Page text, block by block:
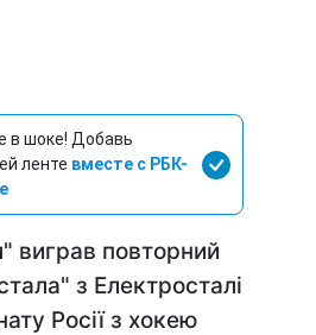
в шоке! Добавь
ленте вместе с РБК-
виграв повторний
з Електросталі
Росії з хокею